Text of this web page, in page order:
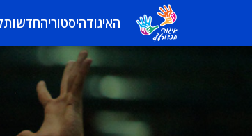
האיגודהיסטוריהחדשות